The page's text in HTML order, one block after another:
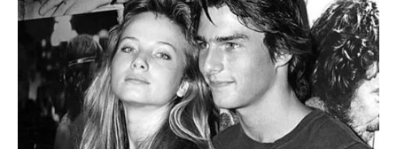
de.wikipedia.org/wiki/Heidelberg
Kauf- und Lesetipps:Reiseführer Heidelberg
Ausflugsziele und Sehenswürdigkeiten im Umkreis
von Heidelberg: